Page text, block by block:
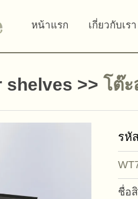
หน้าแรก เกี่ยวกับเรา
shelves >> โต๊ะ
รหั
ชื่อ